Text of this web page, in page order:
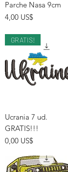
Parche Nasa 9cm
Precio
4,00 US$
GRATIS!
Ucrania 7 ud.
GRATIS!!!
Precio
0,00 US$